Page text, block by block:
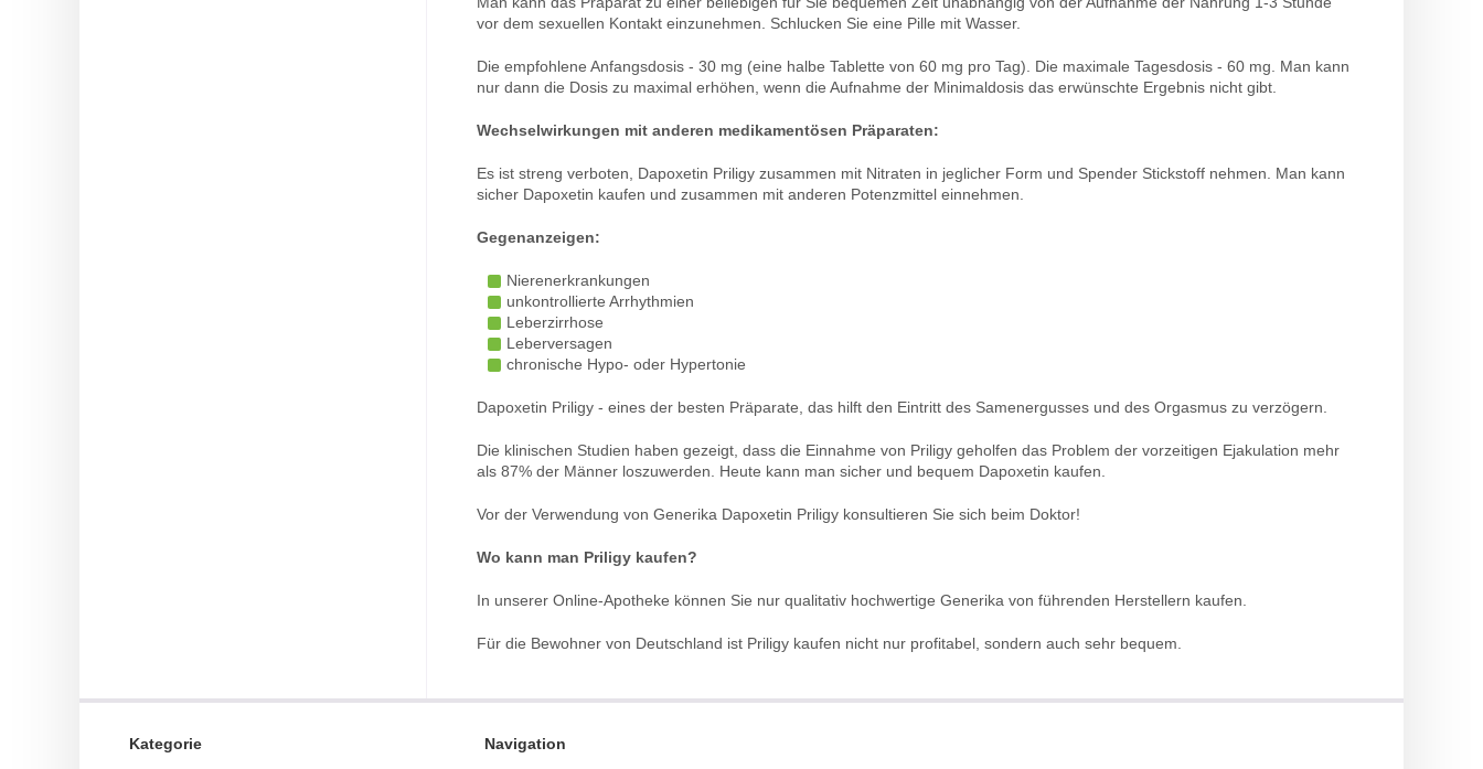
vor dem sexuellen Kontakt einzunehmen. Schlucken Sie eine Pille mit Wasser.
Die empfohlene Anfangsdosis - 30 mg (eine halbe Tablette von 60 mg pro Tag). Die maximale Tagesdosis - 60 mg. Man kann
nur dann die Dosis zu maximal erhöhen, wenn die Aufnahme der Minimaldosis das erwünschte Ergebnis nicht gibt.
Wechselwirkungen mit anderen medikamentösen Präparaten:
Es ist streng verboten, Dapoxetin Priligy zusammen mit Nitraten in jeglicher Form und Spender Stickstoff nehmen. Man kann
sicher Dapoxetin kaufen und zusammen mit anderen Potenzmittel einnehmen.
Gegenanzeigen:
Nierenerkrankungen
unkontrollierte Arrhythmien
Leberzirrhose
Leberversagen
chronische Hypo- oder Hypertonie
Dapoxetin Priligy - eines der besten Präparate, das hilft den Eintritt des Samenergusses und des Orgasmus zu verzögern.
Die klinischen Studien haben gezeigt, dass die Einnahme von Priligy geholfen das Problem der vorzeitigen Ejakulation mehr
als 87% der Männer loszuwerden. Heute kann man sicher und bequem Dapoxetin kaufen.
Vor der Verwendung von Generika Dapoxetin Priligy konsultieren Sie sich beim Doktor!
Wo kann man Priligy kaufen?
In unserer Online-Apotheke können Sie nur qualitativ hochwertige Generika von führenden Herstellern kaufen.
Für die Bewohner von Deutschland ist Priligy kaufen nicht nur profitabel, sondern auch sehr bequem.
Kategorie Navigation